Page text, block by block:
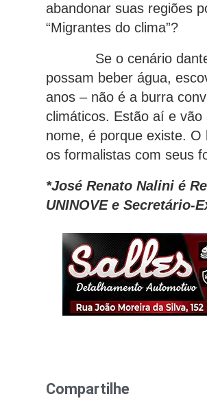
abandonar suas regiões
“Migrantes do clima”?
Se o cenário
possam beber água,
anos – não é a burra
climáticos. Estão aí e
nome, é porque existe.
os formalistas com seus
*José Renato Nalini é
UNINOVE e
Compartilhe